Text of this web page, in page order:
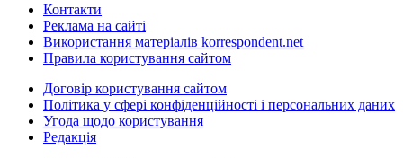
Контакти
Реклама на сайті
Використання матеріалів korrespondent.net
Правила користування сайтом
Договір користування сайтом
Політика у сфері конфіденційності і персональних даних
Угода щодо користування
Редакція